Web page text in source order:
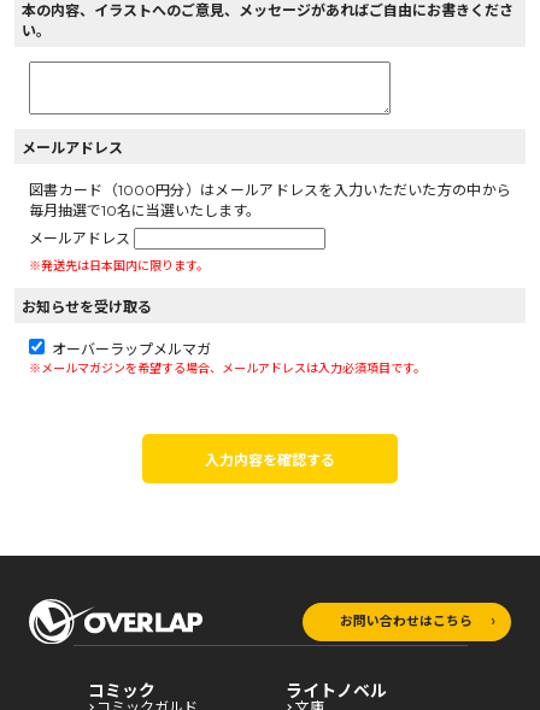
本の内容、イラストへのご意見、メッセージがあればご自由にお書きくださ
い。
メールアドレス
図書カード（1000円分）はメールアドレスを入力いただいた方の中から
毎月抽選で10名に当選いたします。
メールアドレス
※発送先は日本国内に限ります。
お知らせを受け取る
オーバーラップメルマガ
※メールマガジンを希望する場合、メールアドレスは入力必須項目です。
入力内容を確認する
お問い合わせはこちら
コミック ライトノベル